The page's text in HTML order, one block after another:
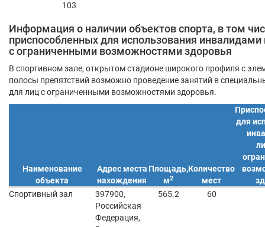
103
Информация о наличии объектов спорта, в том
приспособленных для использования
с ограниченными возможностями здоровья
В спортивном зале, открытом стадионе широкого профиля с
полосы препятствий возможно проведение занятий в
для лиц с ограниченными возможностями здоровья.
Наименование
объекта
Адрес места
нахождения
Площадь,
м2
Количество
мест
для
Спортивный зал
397900,
Российская
Федерация,
565.2 60